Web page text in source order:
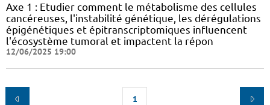
Axe 1 : Etudier comment le métabolisme des cellules
cancéreuses, l'instabilité génétique, les dérégulations
épigénétiques et épitranscriptomiques influencent
l'écosystème tumoral et impactent la répon
12/06/2025 19:00
1